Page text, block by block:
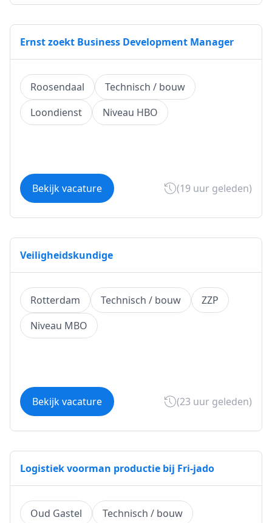
Ernst zoekt Business Development Manager
Roosendaal
Technisch / bouw
Loondienst
Niveau HBO
Bekijk vacature (19 uur geleden)
Veiligheidskundige
Rotterdam Technisch / bouw
ZZP
Niveau MBO
Bekijk vacature (23 uur geleden)
Logistiek voorman productie bij Fri-jado
Oud Gastel
Technisch / bouw